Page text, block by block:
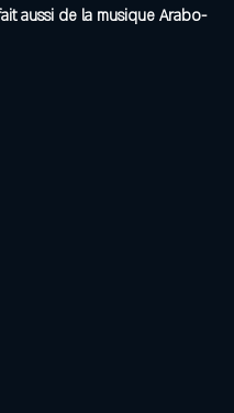
aussi de la musique Arabo-